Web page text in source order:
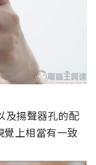
及揚聲器孔的配
上相當有一致